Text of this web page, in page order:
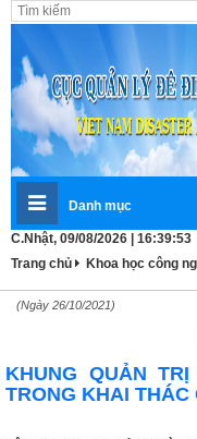
Danh mục
C.Nhật, 09/08/2026 | 16:39:53
Trang chủ
Khoa học công
(Ngày 26/10/2021)
KHUNG QUẢN
TRONG KHAI THÁC